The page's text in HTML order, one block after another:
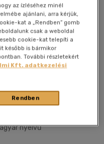
adom Megosztom
nyelvű
az ízléséhez minél
ajánlani, arra kérjük,
kat a „Rendben” gomb
csak a weboldal
cookie-kat telepíti a
később is bármikor
További részletekért
Kft. adatkezelési
Rendben